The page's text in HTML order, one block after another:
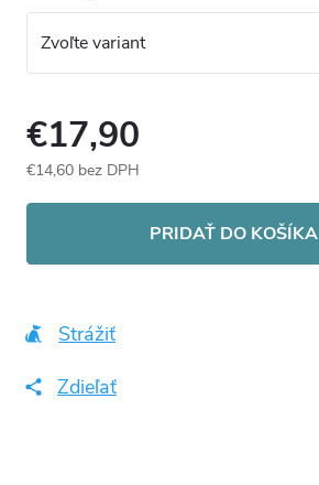
€17,90
€14,60 bez DPH
PRIDAŤ DO KOŠÍKA
Strážiť
Zdieľať